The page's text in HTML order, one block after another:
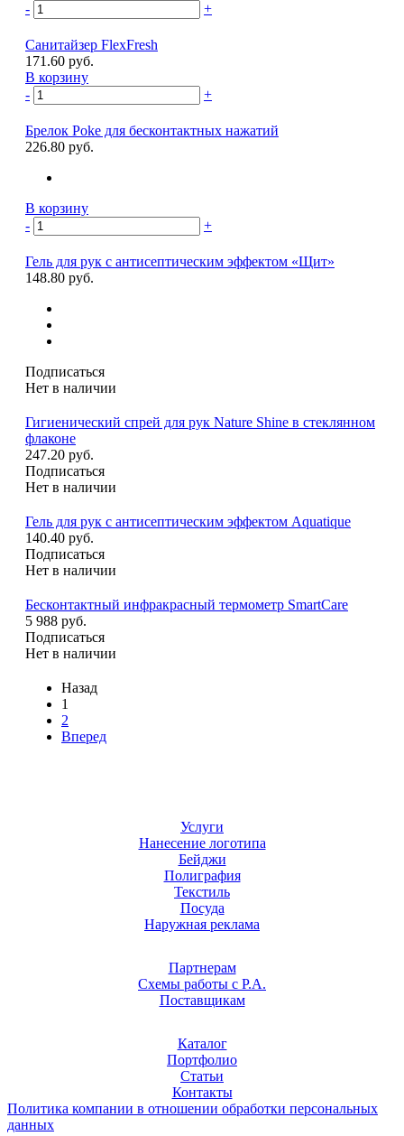
-
+
Санитайзер FlexFresh
171.60 руб.
В корзину
-
+
Брелок Poke для бесконтактных нажатий
226.80 руб.
В корзину
-
+
Гель для рук с антисептическим эффектом «Щит»
148.80 руб.
Подписаться
Нет в наличии
Гигиенический спрей для рук Nature Shine в стеклянном
флаконе
247.20 руб.
Подписаться
Нет в наличии
Гель для рук с антисептическим эффектом Aquatique
140.40 руб.
Подписаться
Нет в наличии
Бесконтактный инфракрасный термометр SmartCare
5 988 руб.
Подписаться
Нет в наличии
Назад
1
2
Вперед
Услуги
Нанесение логотипа
Бейджи
Полиграфия
Текстиль
Посуда
Наружная реклама
Партнерам
Схемы работы с Р.А.
Поставщикам
Каталог
Портфолио
Статьи
Контакты
Политика компании в отношении обработки персональных
данных